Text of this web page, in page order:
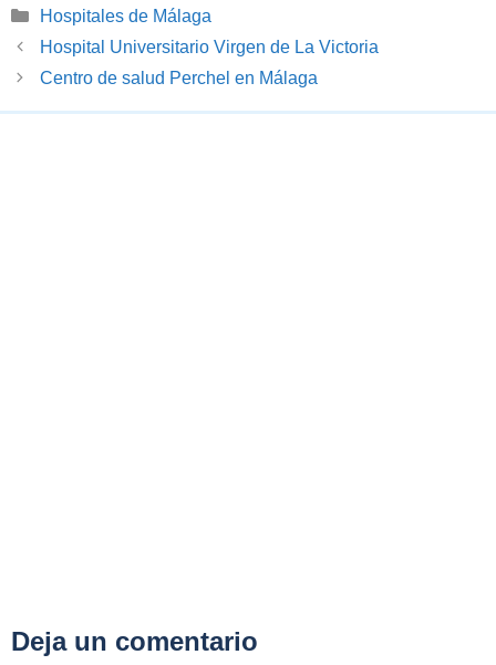
Categorías
Hospitales de Málaga
Hospital Universitario Virgen de La Victoria
Centro de salud Perchel en Málaga
Deja un comentario